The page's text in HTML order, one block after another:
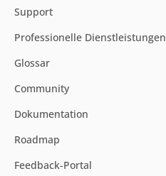
Support
Professionelle Dienstleistungen
Glossar
Community
Dokumentation
Roadmap
Feedback-Portal